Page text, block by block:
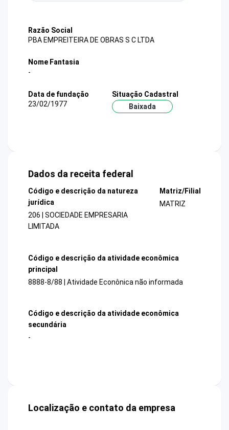
Razão Social
PBA EMPREITEIRA DE OBRAS S C LTDA
Nome Fantasia
-
Data de fundação
23/02/1977
Situação Cadastral
Baixada
Dados da receita federal
Código e descrição da natureza
jurídica
206 | SOCIEDADE EMPRESARIA
LIMITADA
Matriz/Filial
MATRIZ
Código e descrição da atividade econômica
principal
8888-8/88 | Atividade Econônica não informada
Código e descrição da atividade econômica
secundária
-
Localização e contato da empresa